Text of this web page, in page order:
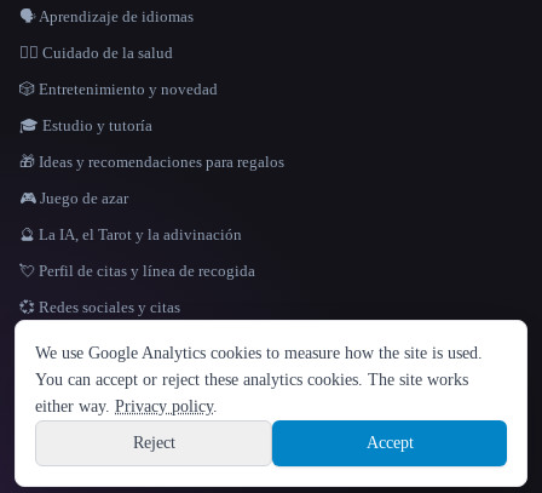
IDIOMA
English español Français Русский 简体中文
Hindi
Sign up
🗣️ Aprendizaje de idiomas
👩‍⚕️ Cuidado de la salud
🎲 Entretenimiento y novedad
🎓 Estudio y tutoría
🎁 Ideas y recomendaciones para regalos
🎮 Juego de azar
🔮 La IA, el Tarot y la adivinación
💘 Perfil de citas y línea de recogida
💞 Redes sociales y citas
Site information
© 2026 That AI Collection. Todos los derechos reservados.
Built with Metatron ★
build de3d624c
We use Google Analytics cookies to measure how the site is used.
You can accept or reject these analytics cookies. The site works
either way. Privacy policy.
Reject
Accept